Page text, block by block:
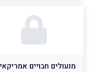
מנעולים חבויים